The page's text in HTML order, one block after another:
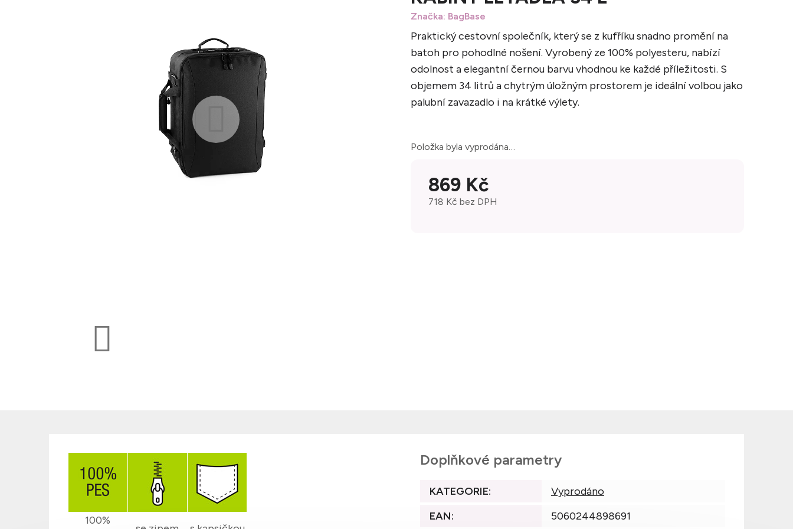
Značka: BagBase
Praktický cestovní společník, který se z kufříku snadno promění na
batoh pro pohodlné nošení. Vyrobený ze 100% polyesteru, nabízí
odolnost a elegantní černou barvu vhodnou ke každé příležitosti. S
objemem 34 litrů a chytrým úložným prostorem je ideální volbou jako
palubní zavazadlo i na krátké výlety.
Položka byla vyprodána…
869 Kč
718 Kč bez DPH
100%
Doplňkové parametry
KATEGORIE:
Vyprodáno
EAN: 5060244898691